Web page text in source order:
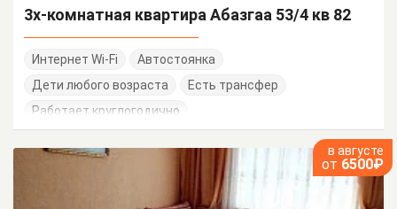
3х-комнатная квартира Абазгаа 53/4 кв 82
Интернет Wi-Fi
Автостоянка
Дети любого возраста
Есть трансфер
Работает круглогодично
в августе
от 6500₽